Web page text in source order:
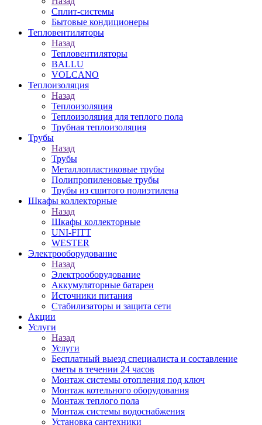
Сплит-системы
Бытовые кондиционеры
Тепловентиляторы
Назад
Тепловентиляторы
BALLU
VOLCANO
Теплоизоляция
Назад
Теплоизоляция
Теплоизоляция для теплого пола
Трубная теплоизоляция
Трубы
Назад
Трубы
Металлопластиковые трубы
Полипропиленовые трубы
Трубы из сшитого полиэтилена
Шкафы коллекторные
Назад
Шкафы коллекторные
UNI-FITT
WESTER
Электрооборудование
Назад
Электрооборудование
Аккумуляторные батареи
Источники питания
Стабилизаторы и защита сети
Акции
Услуги
Назад
Услуги
Бесплатный выезд специалиста и составление
сметы в течении 24 часов
Монтаж системы отопления под ключ
Монтаж котельного оборудования
Монтаж теплого пола
Монтаж системы водоснабжения
Установка сантехники